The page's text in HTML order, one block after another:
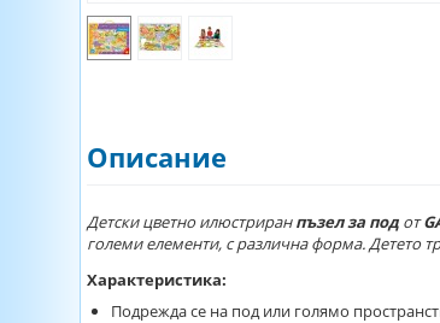
Описание
Детски цветно илюстриранпъзел за под от
големи елементи, с различна форма. Детето
Характеристика:
Подрежда се на под или голямо